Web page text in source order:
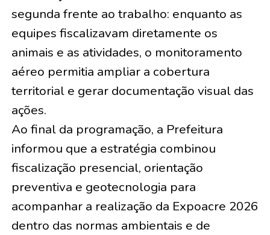
segunda frente ao trabalho: enquanto as
equipes fiscalizavam diretamente os
animais e as atividades, o monitoramento
aéreo permitia ampliar a cobertura
territorial e gerar documentação visual das
ações.
Ao final da programação, a Prefeitura
informou que a estratégia combinou
fiscalização presencial, orientação
preventiva e geotecnologia para
acompanhar a realização da Expoacre 2026
dentro das normas ambientais e de